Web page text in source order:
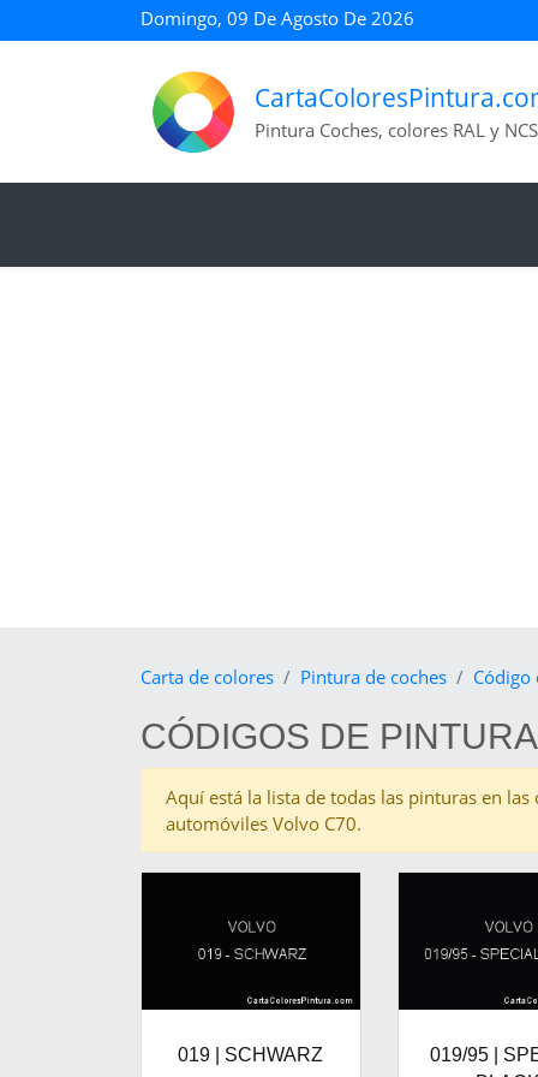
Domingo, 09 De Agosto De 2026
Pintura Coches, colores RAL y NCS
Carta de colores Pintura de coches
CÓDIGOS DE
Aquí está la lista de todas las pinturas en
automóviles Volvo C70.
019 | SCHWARZ
019/95 |